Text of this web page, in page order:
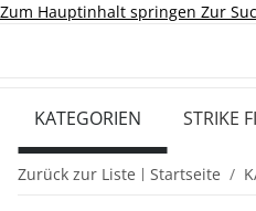
Zum Hauptinhalt springen Zur
KATEGORIEN STRIKE
Zurück zur Liste Startseite